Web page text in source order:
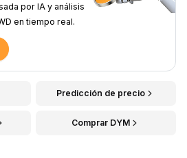
por IA y análisis
en tiempo real.
Predicción de precio
Comprar DYM